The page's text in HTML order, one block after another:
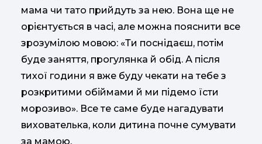
мама чи тато прийдуть за нею. Вона ще не
орієнтується в часі, але можна пояснити все
зрозумілою мовою: «Ти поснідаєш, потім
буде заняття, прогулянка й обід. А після
тихої години я вже буду чекати на тебе з
розкритими обіймами й ми підемо їсти
морозиво». Все те саме буде нагадувати
вихователька, коли дитина почне сумувати
за мамою.